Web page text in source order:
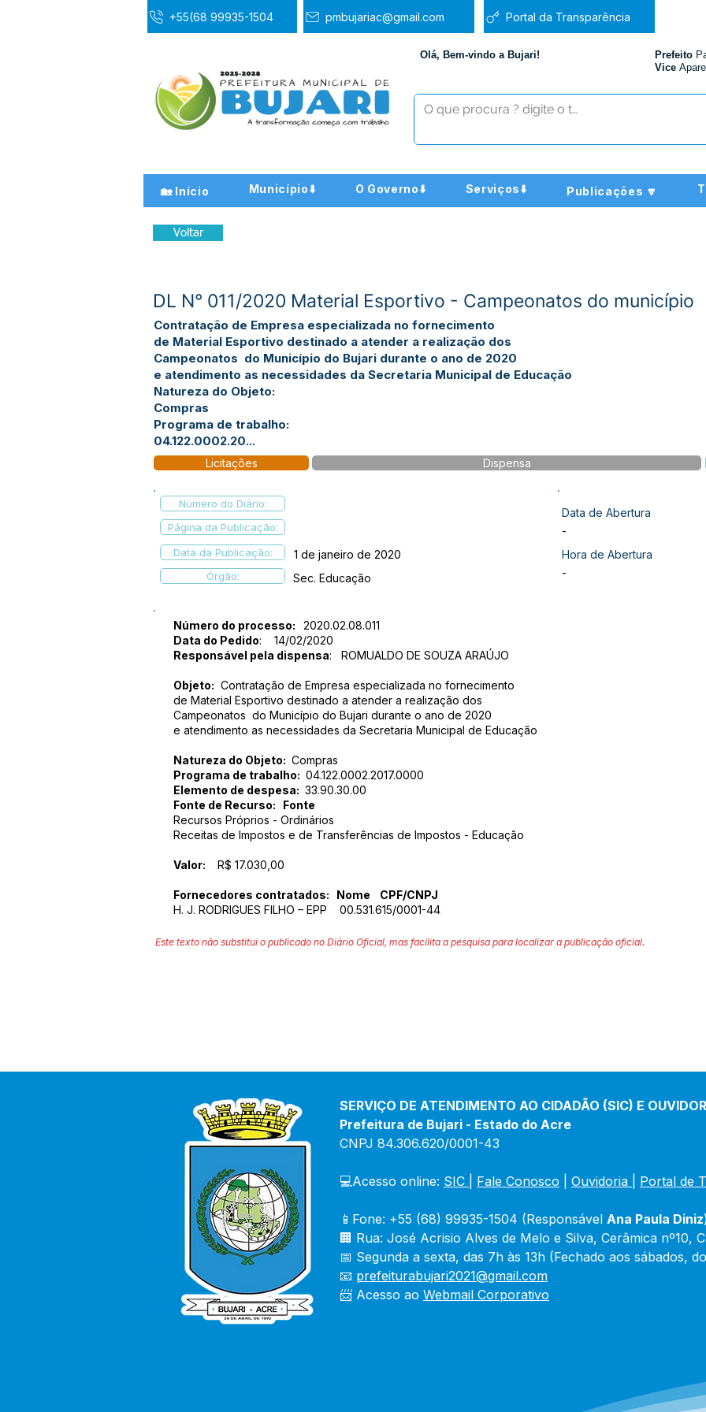
+55(68 99935-1504 pmbujariac@gmail.com Portal da Transparência
Olá, Bem-vindo a Bujari! Prefeito
Vice
🏡 Início Município⬇️ O Governo⬇️ Serviços⬇️ Publicações 🔽
Voltar
DL N° 011/2020 Material Esportivo - Campeonatos do município
Contratação de Empresa especializada no fornecimento
de Material Esportivo destinado a atender a realização dos
Campeonatos do Município do Bujari durante o ano de 2020
e atendimento as necessidades da Secretaria Municipal de Educação
Natureza do Objeto:
Compras
Programa de trabalho:
04.122.0002.20...
Licitações Dispensa
Número do Diário:
Página da Publicação:
Data da Publicação:
1 de janeiro de 2020
Órgão: Sec. Educação
Data de Abertura
-
Hora de Abertura
-
Número do processo:
2020.02.08.011
Data do Pedido: 14/02/2020
Responsável pela dispensa: ROMUALDO DE SOUZA ARAÚJO
Objeto: Contratação de Empresa especializada no fornecimento
de Material Esportivo destinado a atender a realização dos
Campeonatos do Município do Bujari durante o ano de 2020
e atendimento as necessidades da Secretaria Municipal de Educação
Natureza do Objeto: Compras
Programa de trabalho: 04.122.0002.2017.0000
Elemento de despesa: 33.90.30.00
Fonte de Recurso: Fonte
Recursos Próprios - Ordinários
Receitas de Impostos e de Transferências de Impostos - Educação
Valor: R$ 17.030,00
Fornecedores contratados: Nome CPF/CNPJ
H. J. RODRIGUES FILHO – EPP 00.531.615/0001-44
Este texto não substitui o publicado no Diário Oficial, mas facilita a pesquisa para localizar a publicação oficial.
SERVIÇO DE ATENDIMENTO AO CIDADÃO (SIC) E
Prefeitura de Bujari - Estado do Acre
CNPJ 84.306.620/0001-43
💻Acesso online: SIC Fale Conosco Ouvidoria Portal de
📱Fone: +55 (68) 99935-1504 (Responsável Ana Paula Diniz
🏢 Rua: José Acrisio Alves de Melo e Silva, Cerâmica nº10,
📅 Segunda a sexta, das 7h às 13h (Fechado aos sábados,
📧 prefeiturabujari2021@gmail.com
📨 Acesso ao Webmail Corporativo